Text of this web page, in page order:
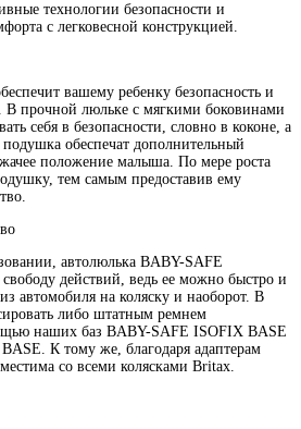
технологии безопасности и
с легковесной конструкцией.
вашему ребенку безопасность и
В прочной люльке с мягкими боковинами
себя в безопасности, словно в коконе, а
обеспечат дополнительный
положение малыша. По мере роста
тем самым предоставив ему
автолюлька BABY-SAFE
действий, ведь ее можно быстро и
автомобиля на коляску и наоборот. В
либо штатным ремнем
наших баз BABY-SAFE ISOFIX BASE
К тому же, благодаря адаптерам
со всеми колясками Britax.